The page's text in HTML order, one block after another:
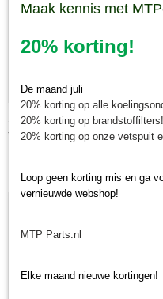
Scalpeerwiel 90 mm Morgnieux
€ 68,60
Maak kennis met
20% korting!
De maand juli
20% korting op alle
20% korting op brandstoffilters!
20% korting op onze vetspuit
Loop geen korting mis en ga
vernieuwde webshop!
MTP Parts.nl
Elke maand nieuwe kortingen!